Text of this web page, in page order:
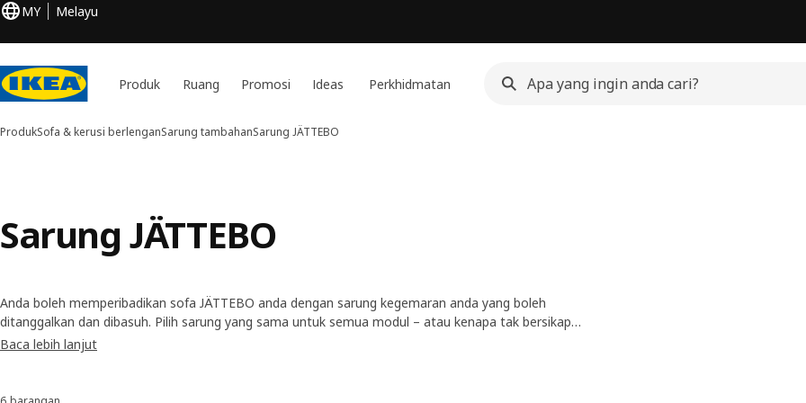
MY Melayu
Produk Ruang Promosi Ideas Perkhidmatan
ProdukSofa & kerusi berlenganSarung tambahanSarung JÄTTEBO
Sarung JÄTTEBO
Anda boleh memperibadikan sofa JÄTTEBO anda dengan sarung kegemaran anda yang boleh
ditanggalkan dan dibasuh. Pilih sarung yang sama untuk semua modul – atau kenapa tak bersikap
berani dan menggunakan sedikit kombinasi? Sarung baharu menjadikan sofa anda kelihatan betul-
Baca lebih lanjut